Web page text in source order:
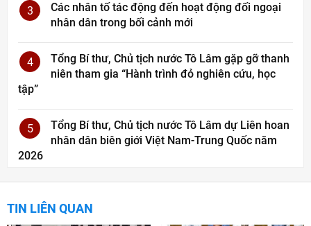
3
Các nhân tố tác động đến hoạt động đối ngoại
nhân dân trong bối cảnh mới
4
Tổng Bí thư, Chủ tịch nước Tô Lâm gặp gỡ thanh
niên tham gia “Hành trình đỏ nghiên cứu, học
tập”
5
Tổng Bí thư, Chủ tịch nước Tô Lâm dự Liên hoan
nhân dân biên giới Việt Nam-Trung Quốc năm
2026
TIN LIÊN QUAN